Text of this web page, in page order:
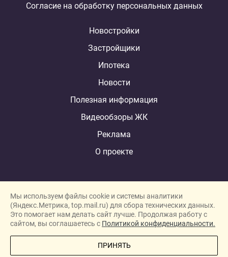
Согласие на обработку персональных данных
Новостройки
Застройщики
Ипотека
Новости
Полезная информация
Видеообзоры ЖК
Реклама
О проекте
New homes in Dubai
New homes in London
Мы используем файлы cookie и системы аналитики
(Яндекс.Метрика, top.mail.ru) для сбора технических данных.
Это помогает нам делать сайт лучше. Продолжая работу с
сайтом, вы соглашаетесь с Политикой конфиденциальности.
ПРИНЯТЬ